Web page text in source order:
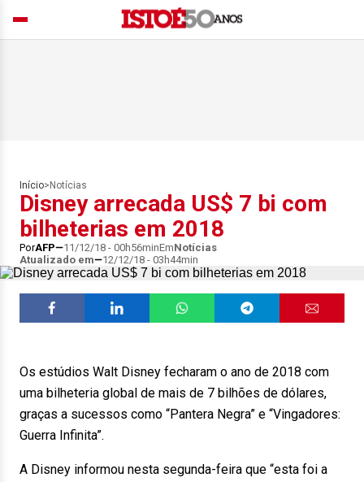
Início> Notícias
Disney arrecada US$ 7 bi com
bilheterias em 2018
PorAFP 11/12/18 - 00h56minEmNotícias
Atualizado em
12/12/18 - 03h44min
Os estúdios Walt Disney fecharam o ano de 2018 com
uma bilheteria global de mais de 7 bilhões de dólares,
graças a sucessos como “Pantera Negra” e “Vingadores:
Guerra Infinita”.
A Disney informou nesta segunda-feira que “esta foi a